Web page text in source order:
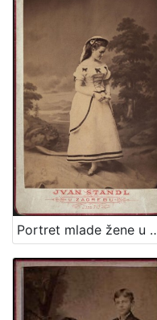
Portret mlade žene